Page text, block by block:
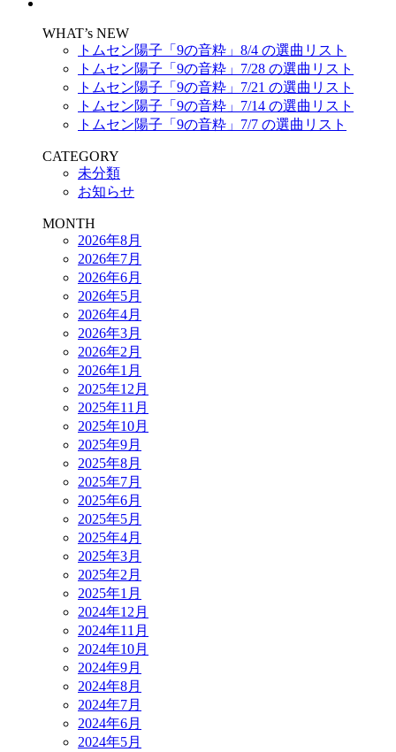
WHAT’s NEW
トムセン陽子「9の音粋」8/4 の選曲リスト
トムセン陽子「9の音粋」7/28 の選曲リスト
トムセン陽子「9の音粋」7/21 の選曲リスト
トムセン陽子「9の音粋」7/14 の選曲リスト
トムセン陽子「9の音粋」7/7 の選曲リスト
CATEGORY
未分類
お知らせ
MONTH
2026年8月
2026年7月
2026年6月
2026年5月
2026年4月
2026年3月
2026年2月
2026年1月
2025年12月
2025年11月
2025年10月
2025年9月
2025年8月
2025年7月
2025年6月
2025年5月
2025年4月
2025年3月
2025年2月
2025年1月
2024年12月
2024年11月
2024年10月
2024年9月
2024年8月
2024年7月
2024年6月
2024年5月